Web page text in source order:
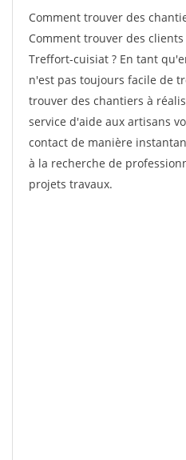
Comment trouver des
Comment trouver des
Treffort-cuisiat ? En tant
n'est pas toujours facile de
trouver des chantiers à
service d'aide aux artisans
contact de manière
à la recherche de
projets travaux.